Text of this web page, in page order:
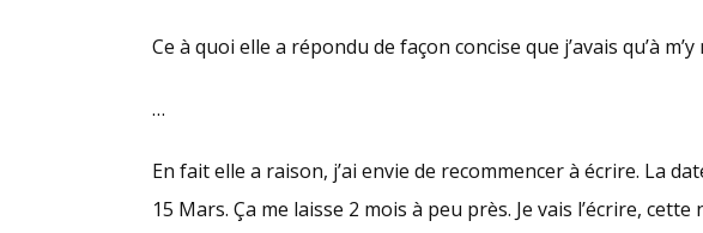
Ce à quoi elle a répondu de façon concise que j’avais qu’à
…
En fait elle a raison, j’ai envie de recommencer à écrire. La
15 Mars. Ça me laisse 2 mois à peu près. Je vais l’écrire,